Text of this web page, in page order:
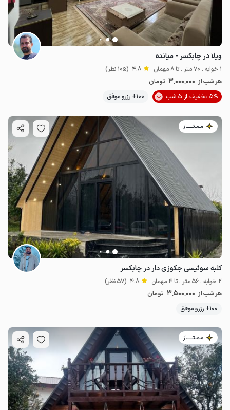
ویلا در چابکسر - میانده
1 خوابه . 70 متر . تا 8 مهمان 4.8 (105 نظر)
هر شب از 3٬000٬000 تومان
5% تخفیف از 5 شب
100+ رزرو موفق
مـمـتــــــاز
کلبه سوئیسی جکوزی دار در چابکسر
2 خوابه . 56 متر . تا 4 مهمان 4.8 (57 نظر)
هر شب از 3٬500٬000 تومان
100+ رزرو موفق
مـمـتــــــاز